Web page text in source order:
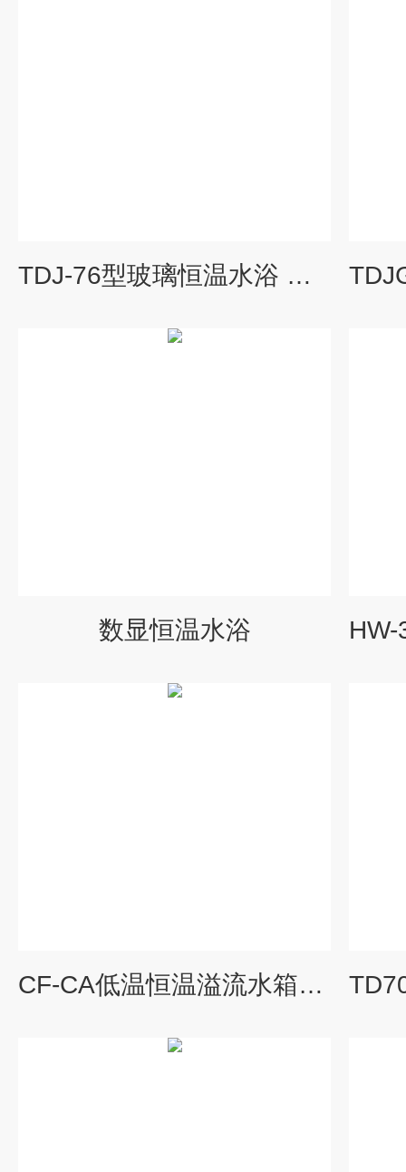
TDJ-76型玻璃恒温水浴 数显标准养护设备
数显恒温水浴
CF-CA低温恒温溢流水箱（低温）